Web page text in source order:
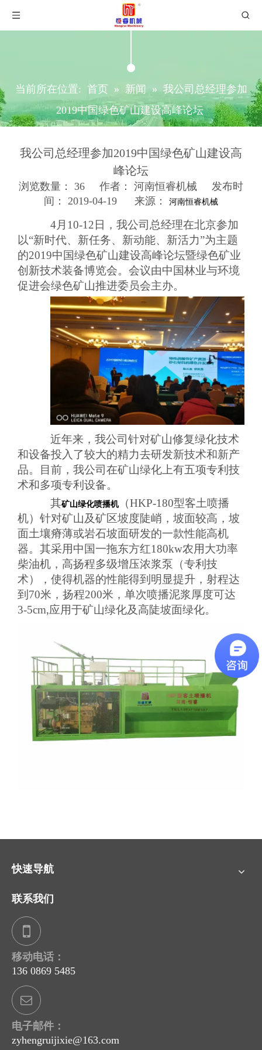
当前所在位置: 首页 » 新闻 » 我公司总经理参加
2019中国绿色矿山建设高峰论坛
我公司总经理参加2019中国绿色矿山建设高
峰论坛
浏览数量： 36 作者： 河南恒睿机械 发布时
间： 2019-04-19 来源：
河南恒睿机械
["wechat","weibo","qzone","douban","email"]
4月10-12日，我公司总经理在北京参加
以“新时代、新任务、新动能、新活力”为主题
的2019中国绿色矿山建设高峰论坛暨绿色矿业
创新技术装备博览会。会议由中国林业与环境
促进会绿色矿山推进委员会主办。
近年来，我公司针对矿山修复绿化技术
和设备投入了较大的精力去研发新技术和新产
品。目前，我公司在矿山绿化上有五项专利技
术和多项专利设备。
其矿山绿化喷播机（HKP-180型客土喷播
机）针对矿山及矿区坡度陡峭，坡面较高，坡
面土壤瘠薄或岩石坡面研发的一款性能高机
器。其采用中国一拖东方红180kw农用大功率
柴油机，高扬程多级增压浓浆泵（专利技
术），使得机器的性能得到明显提升，射程达
到70米，扬程200米，单次喷播泥浆厚度可达
3-5cm,应用于矿山绿化及高陡坡面绿化。
快速导航
联系我们
移动电话：
136 0869 5485
电子邮件：
zyhengruijixie@163.com